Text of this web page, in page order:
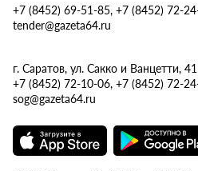
+7 (8452) 69-51-85, +7 (8452) 72-
tender@gazeta64.ru
г. Саратов, ул. Сакко и Ванцетти,
+7 (8452) 72-10-06, +7 (8452) 72-
sog@gazeta64.ru